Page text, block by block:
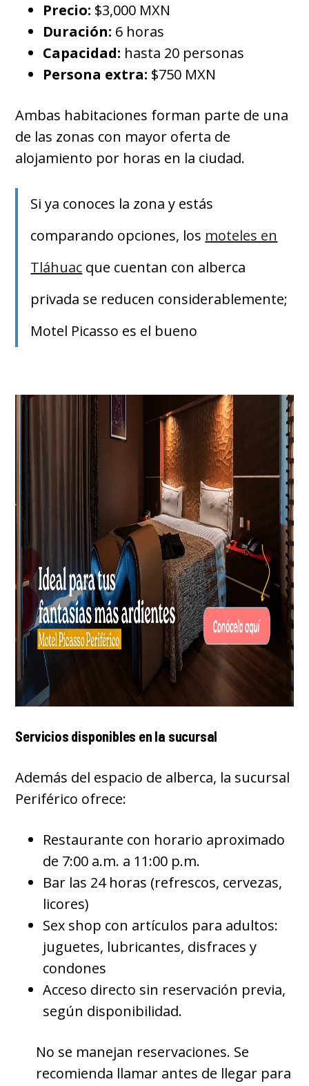
Precio: $3,000 MXN
Duración: 6 horas
Capacidad: hasta 20 personas
Persona extra: $750 MXN
Ambas habitaciones forman parte de una
de las zonas con mayor oferta de
alojamiento por horas en la ciudad.
Si ya conoces la zona y estás
comparando opciones, los moteles en
Tláhuac que cuentan con alberca
privada se reducen considerablemente;
Motel Picasso es el bueno
Servicios disponibles en la sucursal
Además del espacio de alberca, la sucursal
Periférico ofrece:
Restaurante con horario aproximado
de 7:00 a.m. a 11:00 p.m.
Bar las 24 horas (refrescos, cervezas,
licores)
Sex shop con artículos para adultos:
juguetes, lubricantes, disfraces y
condones
Acceso directo sin reservación previa,
según disponibilidad.
No se manejan reservaciones. Se
recomienda llamar antes de llegar para